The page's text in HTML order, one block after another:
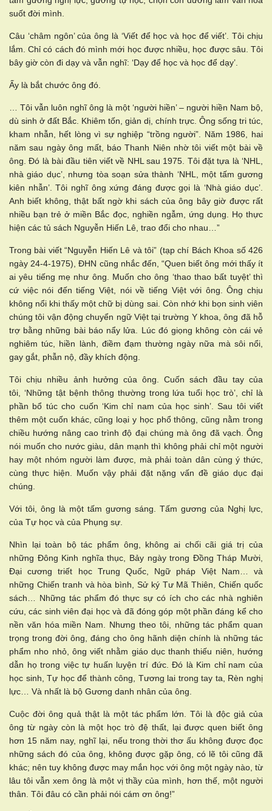
suốt đời mình.
Câu ‘châm ngôn’ của ông là ‘Viết để học và học để viết’. Tôi chịu
lắm. Chỉ có cách đó mình mới học được nhiều, học được sâu. Tôi
bây giờ còn đi dạy và vẫn nghĩ: ‘Dạy để học và học để dạy’.
Ấy là bắt chước ông đó.
… Tôi vẫn luôn nghĩ ông là một ‘người hiền’ – người hiền Nam bộ,
dù sinh ở đất Bắc. Khiêm tốn, giản dị, chính trực. Ông sống tri túc,
kham nhẫn, hết lòng vì sự nghiệp “trồng người”. Năm 1986, hai
năm sau ngày ông mất, báo Thanh Niên nhờ tôi viết một bài về
ông. Đó là bài đầu tiên viết về NHL sau 1975. Tôi đặt tựa là ‘NHL,
nhà giáo dục’, nhưng tòa soạn sửa thành ‘NHL, một tấm gương
kiên nhẫn’. Tôi nghĩ ông xứng đáng được gọi là ‘Nhà giáo dục’.
Anh biết không, thật bất ngờ khi sách của ông bây giờ được rất
nhiều bạn trẻ ở miền Bắc đọc, nghiền ngẫm, ứng dụng. Họ thực
hiện các tủ sách Nguyễn Hiến Lê, trao đổi cho nhau…”
Trong bài viết “Nguyễn Hiến Lê và tôi” (tạp chí Bách Khoa số 426
ngày 24-4-1975), ĐHN cũng nhắc đến, “Quen biết ông mới thấy ít
ai yêu tiếng mẹ như ông. Muốn cho ông ‘thao thao bất tuyệt’ thì
cứ việc nói đến tiếng Việt, nói về tiếng Việt với ông. Ông chịu
không nổi khi thấy một chữ bị dùng sai. Còn nhớ khi bọn sinh viên
chúng tôi vận động chuyển ngữ Việt tại trường Y khoa, ông đã hỗ
trợ bằng những bài báo nẩy lửa. Lúc đó giọng không còn cái vẻ
nghiêm túc, hiền lành, điềm đạm thường ngày nữa mà sôi nổi,
gay gắt, phẫn nộ, đầy khích động.
Tôi chịu nhiều ảnh hưởng của ông. Cuốn sách đầu tay của
tôi, ‘Những tật bệnh thông thường trong lứa tuổi học trò’, chỉ là
phần bổ túc cho cuốn ‘Kim chỉ nam của học sinh’. Sau tôi viết
thêm một cuốn khác, cũng loại y học phổ thông, cũng nằm trong
chiều hướng nâng cao trình độ đại chúng mà ông đã vạch. Ông
nói muốn cho nước giàu, dân mạnh thì không phải chỉ một người
hay một nhóm người làm được, mà phải toàn dân cùng ý thức,
cùng thực hiện. Muốn vậy phải đặt nặng vấn đề giáo dục đại
chúng.
Với tôi, ông là một tấm gương sáng. Tấm gương của Nghị lực,
của Tự học và của Phụng sự.
Nhìn lại toàn bộ tác phẩm ông, không ai chối cãi giá trị của
những Đông Kinh nghĩa thục, Bảy ngày trong Đồng Tháp Mười,
Đại cương triết học Trung Quốc, Ngữ pháp Việt Nam… và
những Chiến tranh và hòa bình, Sử ký Tư Mã Thiên, Chiến quốc
sách… Những tác phẩm đó thực sự có ích cho các nhà nghiên
cứu, các sinh viên đại học và đã đóng góp một phần đáng kể cho
nền văn hóa miền Nam. Nhưng theo tôi, những tác phẩm quan
trọng trong đời ông, đáng cho ông hãnh diện chính là những tác
phẩm nho nhỏ, ông viết nhằm giáo dục thanh thiếu niên, hướng
dẫn họ trong việc tự huấn luyện trí đức. Đó là Kim chỉ nam của
học sinh, Tự học để thành công, Tương lai trong tay ta, Rèn nghị
lực… Và nhất là bộ Gương danh nhân của ông.
Cuộc đời ông quả thật là một tác phẩm lớn. Tôi là độc giả của
ông từ ngày còn là một học trò đệ thất, lại được quen biết ông
hơn 15 năm nay, nghĩ lại, nếu trong thời thơ ấu không được đọc
những sách đó của ông, không được gặp ông, có lẽ tôi cũng đã
khác; nên tuy không được may mắn học với ông một ngày nào, từ
lâu tôi vẫn xem ông là một vị thầy của mình, hơn thế, một người
thân. Tôi đâu có cần phải nói cám ơn ông!”